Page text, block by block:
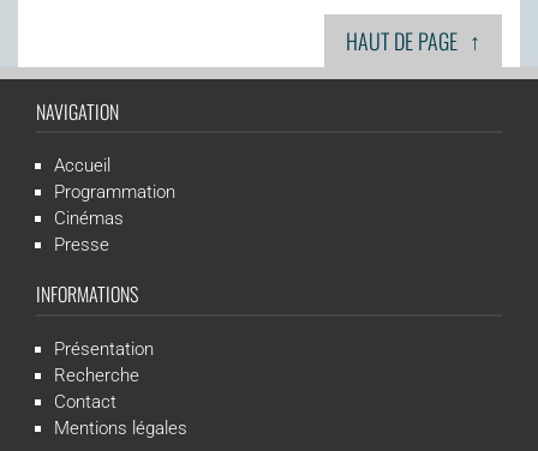
HAUT DE PAGE ↑
NAVIGATION
Accueil
Programmation
Cinémas
Presse
INFORMATIONS
Présentation
Recherche
Contact
Mentions légales